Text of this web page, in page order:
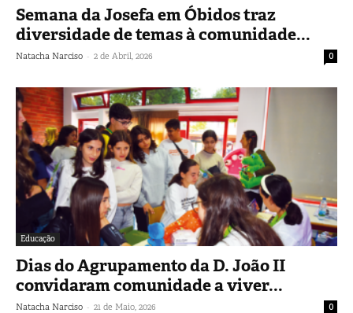
Semana da Josefa em Óbidos traz
diversidade de temas à comunidade...
Natacha Narciso - 2 de Abril, 2026 0
Educação
Dias do Agrupamento da D. João II
convidaram comunidade a viver...
Natacha Narciso - 21 de Maio, 2026 0